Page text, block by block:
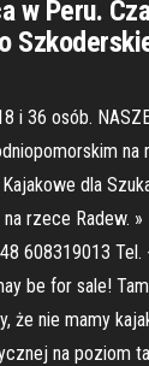
Peru.
i 36 osób.
na
dla
rzece Radew. »
608319013
be for sale!
że nie mamy
na poziom